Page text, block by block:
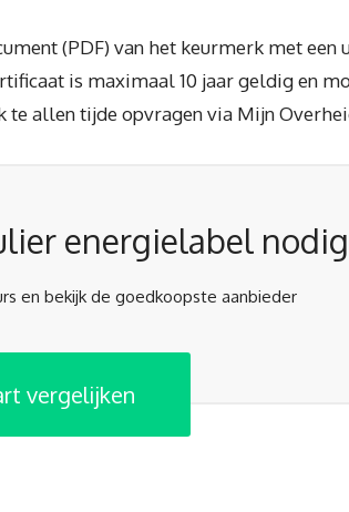
(PDF) van het keurmerk met
is maximaal 10 jaar geldig en
te allen tijde opvragen via Mijn
energielabel
en bekijk de goedkoopste aanbieder
vergelijken